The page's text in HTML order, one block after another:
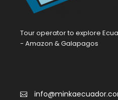
Tour operator to explore
- Amazon & Galapagos